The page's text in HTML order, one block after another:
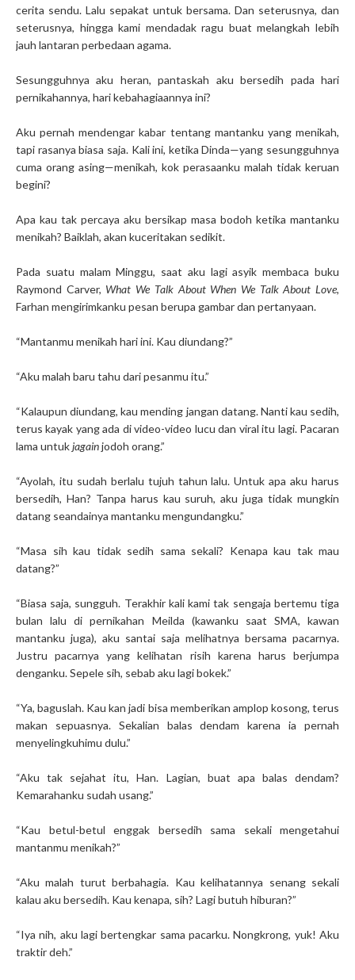
cerita sendu. Lalu sepakat untuk bersama. Dan seterusnya, dan
seterusnya, hingga kami mendadak ragu buat melangkah lebih
jauh lantaran perbedaan agama.
Sesungguhnya aku heran, pantaskah aku bersedih pada hari
pernikahannya, hari kebahagiaannya ini?
Aku pernah mendengar kabar tentang mantanku yang menikah,
tapi rasanya biasa saja. Kali ini, ketika Dinda—yang sesungguhnya
cuma orang asing—menikah, kok perasaanku malah tidak keruan
begini?
Apa kau tak percaya aku bersikap masa bodoh ketika mantanku
menikah? Baiklah, akan kuceritakan sedikit.
Pada suatu malam Minggu, saat aku lagi asyik membaca buku
Raymond Carver, What We Talk About When We Talk About Love,
Farhan mengirimkanku pesan berupa gambar dan pertanyaan.
“Mantanmu menikah hari ini. Kau diundang?”
“Aku malah baru tahu dari pesanmu itu.”
“Kalaupun diundang, kau mending jangan datang. Nanti kau sedih,
terus kayak yang ada di video-video lucu dan viral itu lagi. Pacaran
lama untukjagainjodoh orang.”
“Ayolah, itu sudah berlalu tujuh tahun lalu. Untuk apa aku harus
bersedih, Han? Tanpa harus kau suruh, aku juga tidak mungkin
datang seandainya mantanku mengundangku.”
“Masa sih kau tidak sedih sama sekali? Kenapa kau tak mau
datang?”
“Biasa saja, sungguh. Terakhir kali kami tak sengaja bertemu tiga
bulan lalu di pernikahan Meilda (kawanku saat SMA, kawan
mantanku juga), aku santai saja melihatnya bersama pacarnya.
Justru pacarnya yang kelihatan risih karena harus berjumpa
denganku. Sepele sih, sebab aku lagi bokek.”
“Ya, baguslah. Kau kan jadi bisa memberikan amplop kosong, terus
makan sepuasnya. Sekalian balas dendam karena ia pernah
menyelingkuhimu dulu.”
“Aku tak sejahat itu, Han. Lagian, buat apa balas dendam?
Kemarahanku sudah usang.”
“Kau betul-betul enggak bersedih sama sekali mengetahui
mantanmu menikah?”
“Aku malah turut berbahagia. Kau kelihatannya senang sekali
kalau aku bersedih. Kau kenapa, sih? Lagi butuh hiburan?”
“Iya nih, aku lagi bertengkar sama pacarku. Nongkrong, yuk! Aku
traktir deh.”